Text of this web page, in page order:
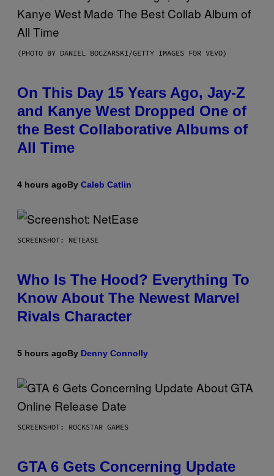
(PHOTO BY DANIEL BOCZARSKI/GETTY IMAGES FOR VEVO)
On This Day 15 Years Ago, Jay-Z
and Kanye West Dropped One of
the Best Collaborative Albums of
All Time
4 hours agoBy Caleb Catlin
SCREENSHOT: NETEASE
Who Is The Hood? Everything To
Know About The Newest Marvel
Rivals Character
5 hours agoBy Denny Connolly
SCREENSHOT: ROCKSTAR GAMES
GTA 6 Gets Concerning Update